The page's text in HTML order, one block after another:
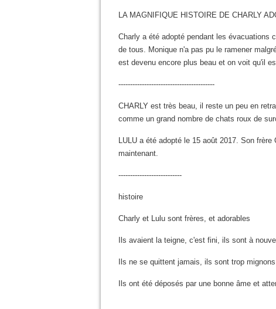
LA MAGNIFIQUE HISTOIRE DE CHARLY
Charly a été adopté pendant les évacuations
de tous. Monique n'a pas pu le ramener
est devenu encore plus beau et on voit qu'il
-----------------------------------------
CHARLY est très beau, il reste un peu en
comme un grand nombre de chats roux de
LULU a été adopté le 15 août 2017. Son
maintenant.
---------------------------
histoire
Charly et Lulu sont frères, et adorables
Ils avaient la teigne, c'est fini, ils sont à
Ils ne se quittent jamais, ils sont trop
Ils ont été déposés par une bonne âme et